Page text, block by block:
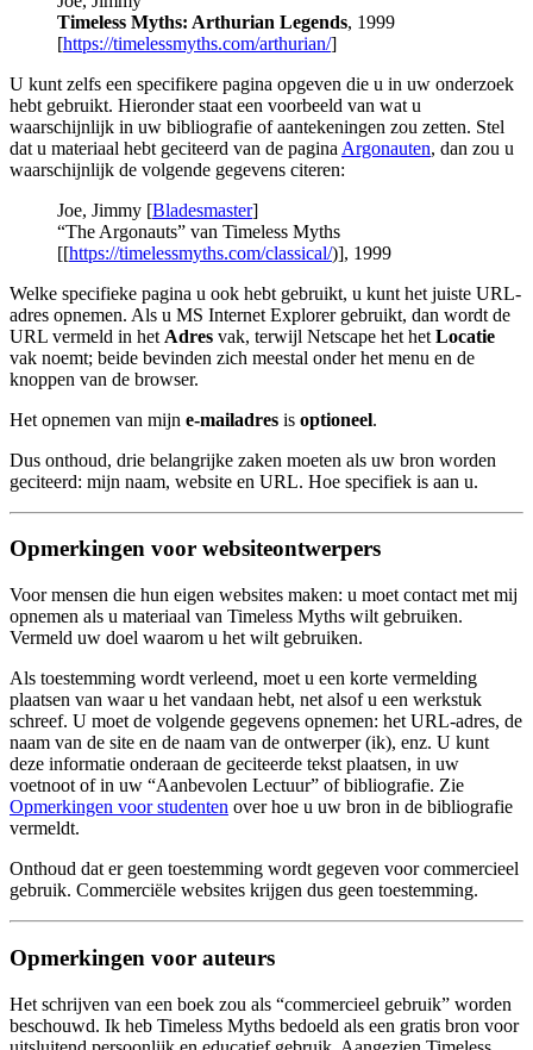
Timeless Myths: Arthurian Legends, 1999
[https://timelessmyths.com/arthurian/]
U kunt zelfs een specifikere pagina opgeven die u in uw onderzoek
hebt gebruikt. Hieronder staat een voorbeeld van wat u
waarschijnlijk in uw bibliografie of aantekeningen zou zetten. Stel
dat u materiaal hebt geciteerd van de pagina Argonauten, dan zou u
waarschijnlijk de volgende gegevens citeren:
Joe, Jimmy [Bladesmaster]
“The Argonauts” van Timeless Myths
[[https://timelessmyths.com/classical/)], 1999
Welke specifieke pagina u ook hebt gebruikt, u kunt het juiste URL-
adres opnemen. Als u MS Internet Explorer gebruikt, dan wordt de
URL vermeld in het Adres vak, terwijl Netscape het het Locatie
vak noemt; beide bevinden zich meestal onder het menu en de
knoppen van de browser.
Het opnemen van mijn e-mailadres is optioneel.
Dus onthoud, drie belangrijke zaken moeten als uw bron worden
geciteerd: mijn naam, website en URL. Hoe specifiek is aan u.
Opmerkingen voor websiteontwerpers
Voor mensen die hun eigen websites maken: u moet contact met mij
opnemen als u materiaal van Timeless Myths wilt gebruiken.
Vermeld uw doel waarom u het wilt gebruiken.
Als toestemming wordt verleend, moet u een korte vermelding
plaatsen van waar u het vandaan hebt, net alsof u een werkstuk
schreef. U moet de volgende gegevens opnemen: het URL-adres, de
naam van de site en de naam van de ontwerper (ik), enz. U kunt
deze informatie onderaan de geciteerde tekst plaatsen, in uw
voetnoot of in uw “Aanbevolen Lectuur” of bibliografie. Zie
Opmerkingen voor studenten over hoe u uw bron in de bibliografie
vermeldt.
Onthoud dat er geen toestemming wordt gegeven voor commercieel
gebruik. Commerciële websites krijgen dus geen toestemming.
Opmerkingen voor auteurs
Het schrijven van een boek zou als “commercieel gebruik” worden
beschouwd. Ik heb Timeless Myths bedoeld als een gratis bron voor